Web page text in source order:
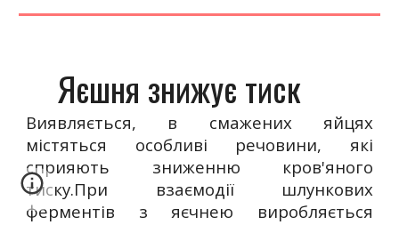
Яєшня знижує тиск
Виявляється, в смажених яйцях
містяться особливі речовини, які
сприяють зниженню кров'яного
тиску.При взаємодії шлункових
ферментів з яєчнею виробляється